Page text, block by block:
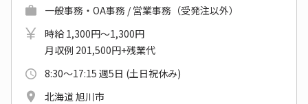
一般事務・OA事務 / 営業事務（受発注以外）
時給 1,300円～1,300円
月収例 201,500円+残業代
8:30～17:15 週5日 (土日祝休み)
北海道 旭川市